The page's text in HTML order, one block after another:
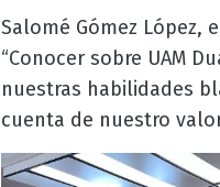
Salomé Gómez
“Conocer sobre UAM
nuestras habilidades
cuenta de nuestro